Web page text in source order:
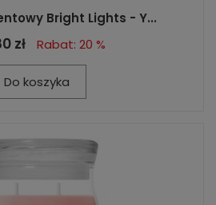
Bright Lights - Y...
zł Rabat: 20 %
Do koszyka